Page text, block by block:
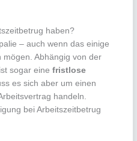
haben?
– auch wenn das einige
Abhängig von der
sogar einefristlose
es sich aber um einen
handeln.
bei Arbeitszeitbetrug